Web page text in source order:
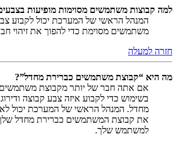
למה קבוצות משתמשים מסוימות מופיעות
המנהל הראשי של המערכת יכול לקבוע
משתמשים מסוימת כדי להפוך את זיהוי
חזרה למעלה
מה היא “קבוצת משתמשים כברירת מחדל”?
אם אתה חבר של יותר מקבוצת
בשימוש כדי לקבוע איזה צבע קבוצה
מחדל. המנהל הראשי של המערכת יכול
את קבוצת המשתמשים כברירת מחדל
למשתמש שלך.